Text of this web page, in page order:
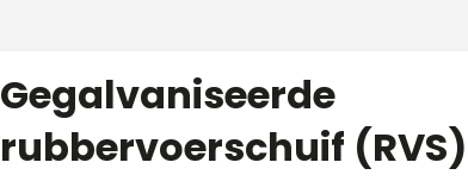
Gegalvaniseerde
rubbervoerschuif (RVS)